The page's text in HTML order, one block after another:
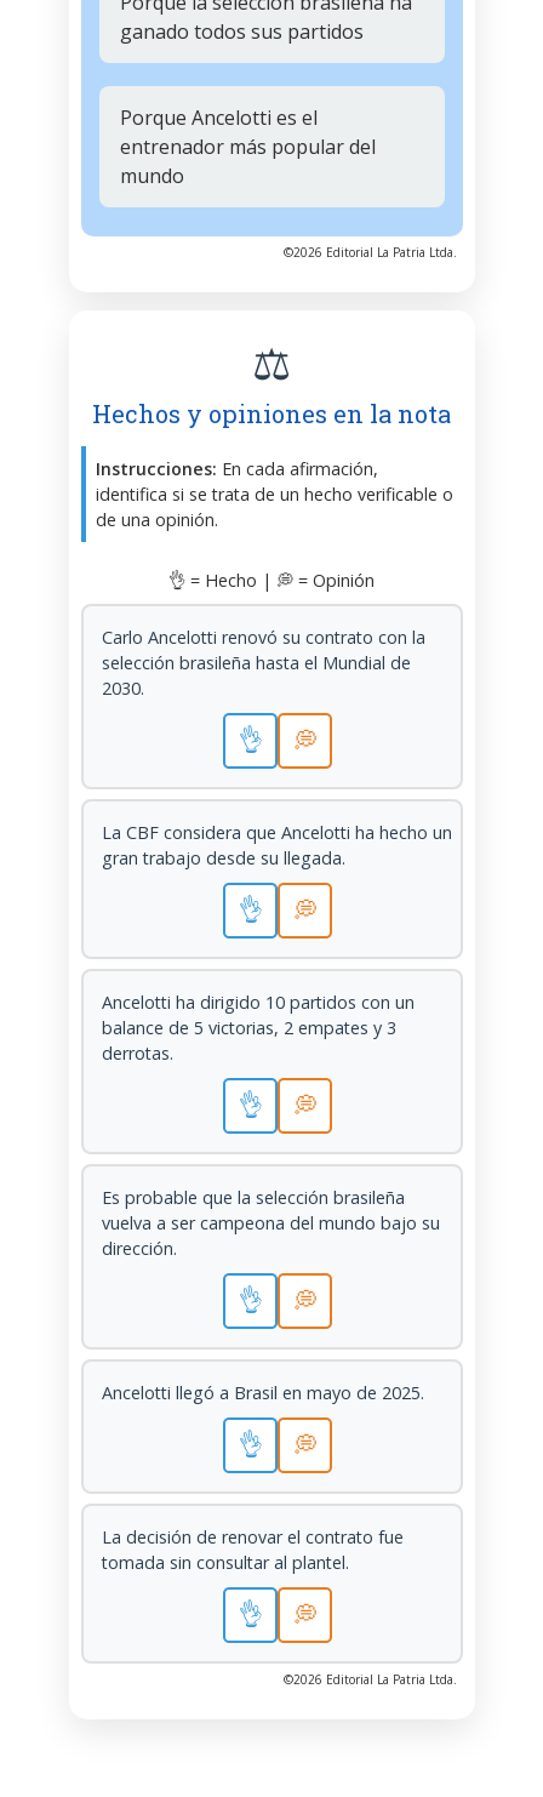
ganado todos sus partidos
Porque Ancelotti es el
entrenador más popular del
mundo
©2026 Editorial La Patria Ltda.
⚖️
Hechos y opiniones en la nota
Instrucciones: En cada afirmación,
identifica si se trata de un hecho verificable o
de una opinión.
👌 = Hecho | 💭 = Opinión
Carlo Ancelotti renovó su contrato con la
selección brasileña hasta el Mundial de
2030.
👌 💭
La CBF considera que Ancelotti ha hecho un
gran trabajo desde su llegada.
👌 💭
Ancelotti ha dirigido 10 partidos con un
balance de 5 victorias, 2 empates y 3
derrotas.
👌 💭
Es probable que la selección brasileña
vuelva a ser campeona del mundo bajo su
dirección.
👌 💭
Ancelotti llegó a Brasil en mayo de 2025.
👌 💭
La decisión de renovar el contrato fue
tomada sin consultar al plantel.
👌 💭
©2026 Editorial La Patria Ltda.